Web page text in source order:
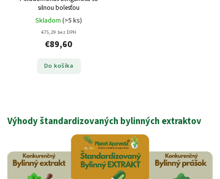
silnou bolesťou
Skladom (>5 ks)
€75,29 bez DPH
€89,60
Do košíka
Výhody štandardizovaných bylinných extraktov